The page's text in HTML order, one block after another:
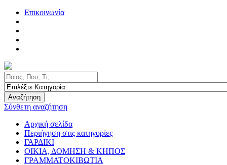
Επικοινωνία
Αναζήτηση
Σύνθετη αναζήτηση
Αρχική σελίδα
Περιήγηση στις κατηγορίες
ΓΑΡΔΙΚΙ
ΟΙΚΙΑ, ΔΟΜΗΣΗ & ΚΗΠΟΣ
ΓΡΑΜΜΑΤΟΚΙΒΩΤΙΑ